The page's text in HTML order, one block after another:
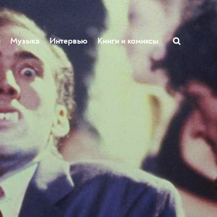
Музыка Интервью Книги и комиксы